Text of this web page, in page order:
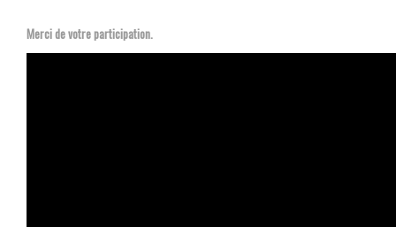
Merci de votre participation.